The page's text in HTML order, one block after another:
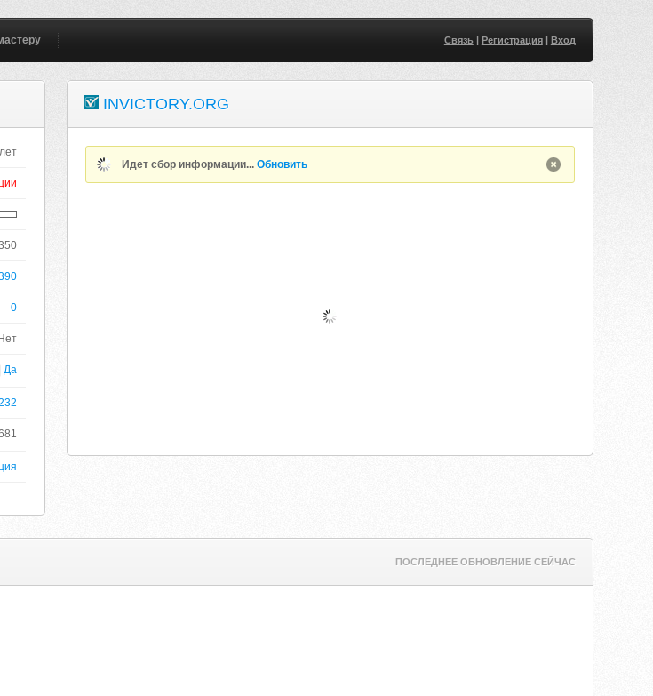
Связь| Регистрация| Вход
0
Нет
Да
INVICTORY.ORG
Идет сбор информации...Обновить
ПОСЛЕДНЕЕ ОБНОВЛЕНИЕ СЕЙЧАС